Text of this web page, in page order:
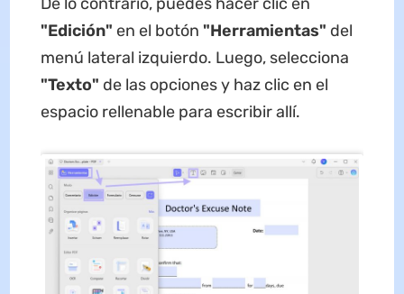
"Edición" en el botón "Herramientas" del
menú lateral izquierdo. Luego, selecciona
"Texto" de las opciones y haz clic en el
espacio rellenable para escribir allí.